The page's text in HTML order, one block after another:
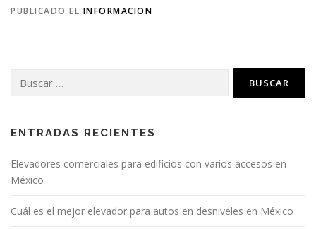
PUBLICADO EL INFORMACION
ENTRADAS RECIENTES
Elevadores comerciales para edificios con varios accesos en
México
Cuál es el mejor elevador para autos en desniveles en México